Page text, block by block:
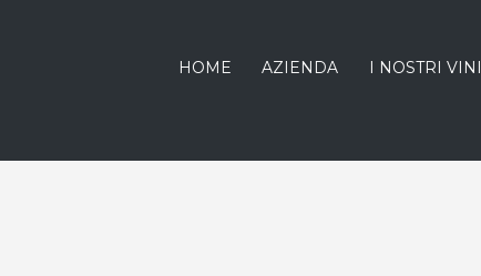
HOME AZIENDA I NOSTRI VINI